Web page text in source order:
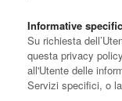
Informative
Su richiesta
questa privacy
all'Utente delle
Servizi specifici, o